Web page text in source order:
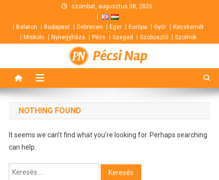
content
szombat, augusztus 08, 2026
Balaton Budapest Debrecen Eger Európa Győr
Kecskemét
Miskolc
Nyíregyháza Pécs Szeged Szoboszló Szolnok
Pécsi Nap
NOTHING FOUND
It seems we can’t find what you’re looking for. Perhaps searching
can help.
Keresés: